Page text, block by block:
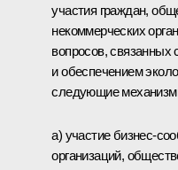
участия граждан,
некоммерческих
вопросов,
и обеспечением
следующие
а) участие бизнес-
организаций,